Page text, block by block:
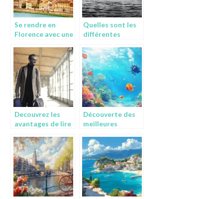
Se rendre en
Florence avec une
faut savoir
Quelles sont les
différentes
nautiques qu’on
peut faire à Dubaï
?
Decouvrez les
avantages de lire
Découverte des
meilleures
plongée sous-
marine pour
débutants